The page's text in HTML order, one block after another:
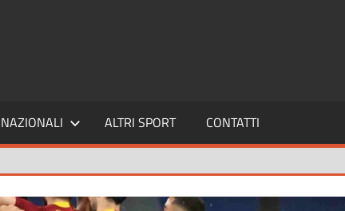
NAZIONALI ALTRI SPORT CONTATTI